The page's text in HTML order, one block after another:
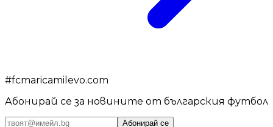
#fcmaricamilevo.com
Абонирай се за новините от българския футбол
Абонирай се